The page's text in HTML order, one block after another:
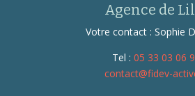
Agence de
Votre contact : Sophie
Tel : 05 33 03 06
contact@fidev-